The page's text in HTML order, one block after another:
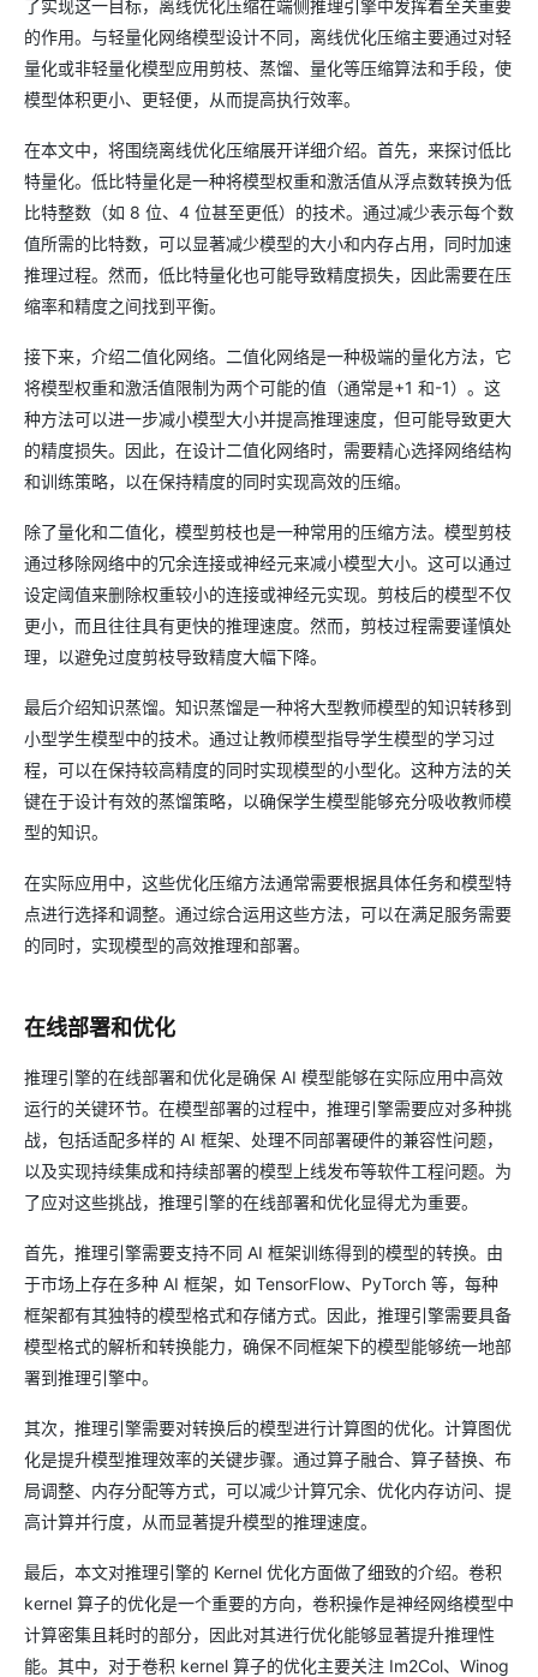
了实现这一目标，离线优化压缩在端侧推理引擎中发挥着至关重要
的作用。与轻量化网络模型设计不同，离线优化压缩主要通过对轻
量化或非轻量化模型应用剪枝、蒸馏、量化等压缩算法和手段，使
模型体积更小、更轻便，从而提高执行效率。
在本文中，将围绕离线优化压缩展开详细介绍。首先，来探讨低比
特量化。低比特量化是一种将模型权重和激活值从浮点数转换为低
比特整数（如 8 位、4 位甚至更低）的技术。通过减少表示每个数
值所需的比特数，可以显著减少模型的大小和内存占用，同时加速
推理过程。然而，低比特量化也可能导致精度损失，因此需要在压
缩率和精度之间找到平衡。
接下来，介绍二值化网络。二值化网络是一种极端的量化方法，它
将模型权重和激活值限制为两个可能的值（通常是+1 和-1）。这
种方法可以进一步减小模型大小并提高推理速度，但可能导致更大
的精度损失。因此，在设计二值化网络时，需要精心选择网络结构
和训练策略，以在保持精度的同时实现高效的压缩。
除了量化和二值化，模型剪枝也是一种常用的压缩方法。模型剪枝
通过移除网络中的冗余连接或神经元来减小模型大小。这可以通过
设定阈值来删除权重较小的连接或神经元实现。剪枝后的模型不仅
更小，而且往往具有更快的推理速度。然而，剪枝过程需要谨慎处
理，以避免过度剪枝导致精度大幅下降。
最后介绍知识蒸馏。知识蒸馏是一种将大型教师模型的知识转移到
小型学生模型中的技术。通过让教师模型指导学生模型的学习过
程，可以在保持较高精度的同时实现模型的小型化。这种方法的关
键在于设计有效的蒸馏策略，以确保学生模型能够充分吸收教师模
型的知识。
在实际应用中，这些优化压缩方法通常需要根据具体任务和模型特
点进行选择和调整。通过综合运用这些方法，可以在满足服务需要
的同时，实现模型的高效推理和部署。
在线部署和优化
推理引擎的在线部署和优化是确保 AI 模型能够在实际应用中高效
运行的关键环节。在模型部署的过程中，推理引擎需要应对多种挑
战，包括适配多样的 AI 框架、处理不同部署硬件的兼容性问题，
以及实现持续集成和持续部署的模型上线发布等软件工程问题。为
了应对这些挑战，推理引擎的在线部署和优化显得尤为重要。
首先，推理引擎需要支持不同 AI 框架训练得到的模型的转换。由
于市场上存在多种 AI 框架，如 TensorFlow、PyTorch 等，每种
框架都有其独特的模型格式和存储方式。因此，推理引擎需要具备
模型格式的解析和转换能力，确保不同框架下的模型能够统一地部
署到推理引擎中。
其次，推理引擎需要对转换后的模型进行计算图的优化。计算图优
化是提升模型推理效率的关键步骤。通过算子融合、算子替换、布
局调整、内存分配等方式，可以减少计算冗余、优化内存访问、提
高计算并行度，从而显著提升模型的推理速度。
最后，本文对推理引擎的 Kernel 优化方面做了细致的介绍。卷积
kernel 算子的优化是一个重要的方向，卷积操作是神经网络模型中
计算密集且耗时的部分，因此对其进行优化能够显著提升推理性
能。其中，对于卷积 kernel 算子的优化主要关注 Im2Col、Winog